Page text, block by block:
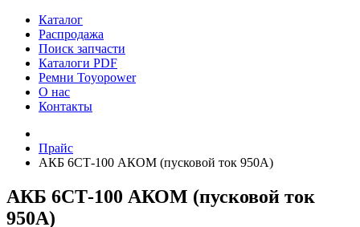
Каталог
Распродажа
Поиск запчасти
Каталоги PDF
Ремни Toyopower
О нас
Контакты
Прайс
АКБ 6СТ-100 АКОМ (пусковой ток 950А)
АКБ 6СТ-100 АКОМ (пусковой ток
950А)